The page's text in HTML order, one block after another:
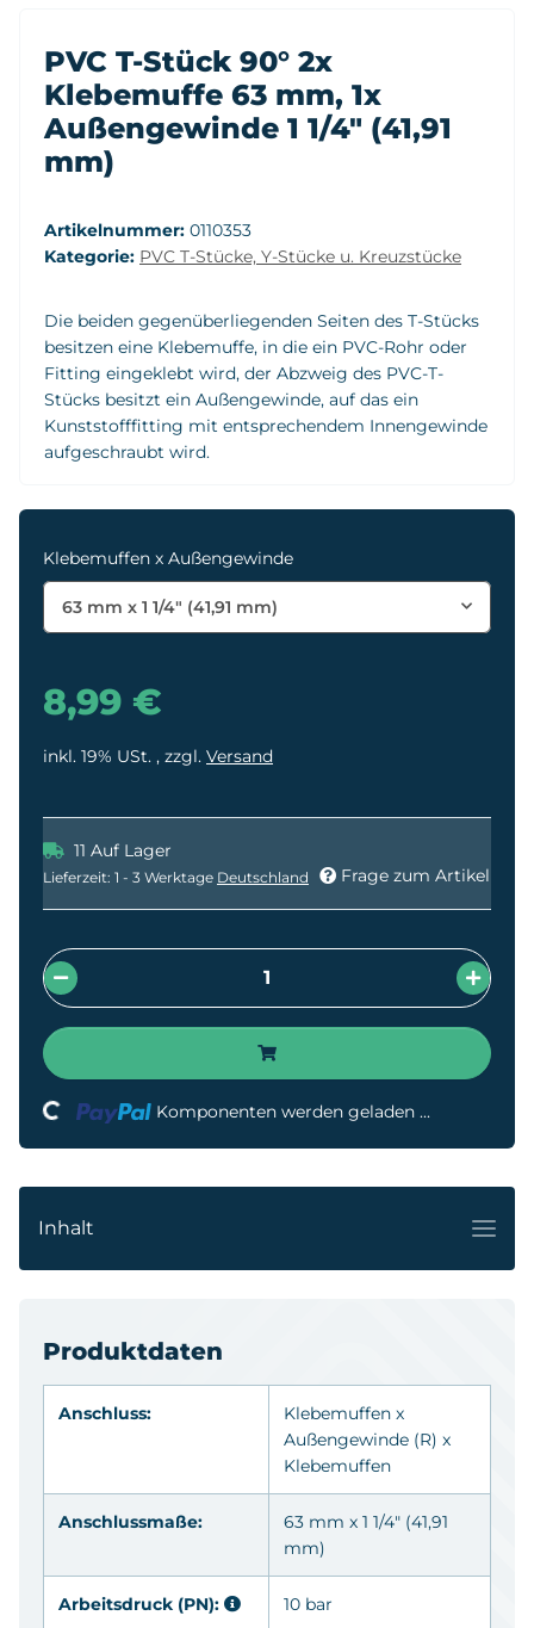
PVC T-Stück 90° 2x
Klebemuffe 63 mm, 1x
Außengewinde 1 1/4" (41,91
mm)
Artikelnummer: 0110353
Kategorie: PVC T-Stücke, Y-Stücke u. Kreuzstücke
Die beiden gegenüberliegenden Seiten des T-Stücks
besitzen eine Klebemuffe, in die ein PVC-Rohr oder
Fitting eingeklebt wird, der Abzweig des PVC-T-
Stücks besitzt ein Außengewinde, auf das ein
Kunststofffitting mit entsprechendem Innengewinde
aufgeschraubt wird.
Klebemuffen x Außengewinde
63 mm x 1 1/4" (41,91 mm)
8,99 €
inkl. 19% USt. , zzgl. Versand
11 Auf Lager
Lieferzeit: 1 - 3 Werktage Deutschland Frage zum Artikel
Loading... Komponenten werden geladen ...
Inhalt
Produktdaten
Anschluss: Klebemuffen x
Außengewinde (R) x
Klebemuffen
Anschlussmaße:
63 mm x 1 1/4" (41,91
mm)
Arbeitsdruck (PN): 10 bar